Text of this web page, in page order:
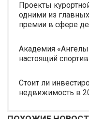
Проекты
одними из
премии в сфере
Академия
настоящий
Стоит ли
недвижимость в